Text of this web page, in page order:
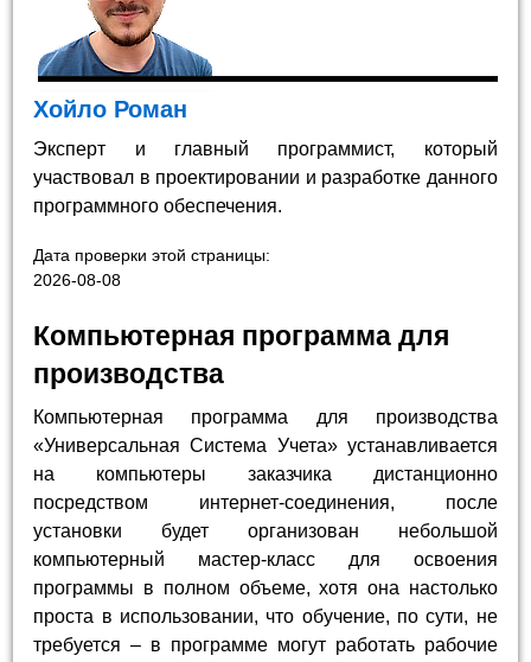
Хойло Роман
Эксперт и главный программист, который
участвовал в проектировании и разработке данного
программного обеспечения.
Дата проверки этой страницы:
2026-08-08
Компьютерная программа для
производства
Компьютерная программа для производства
«Универсальная Система Учета» устанавливается
на компьютеры заказчика дистанционно
посредством интернет-соединения, после
установки будет организован небольшой
компьютерный мастер-класс для освоения
программы в полном объеме, хотя она настолько
проста в использовании, что обучение, по сути, не
требуется – в программе могут работать рабочие